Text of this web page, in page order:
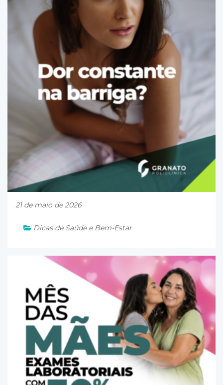
21 de maio de 2026
Dicas de Saúde e Bem-Estar